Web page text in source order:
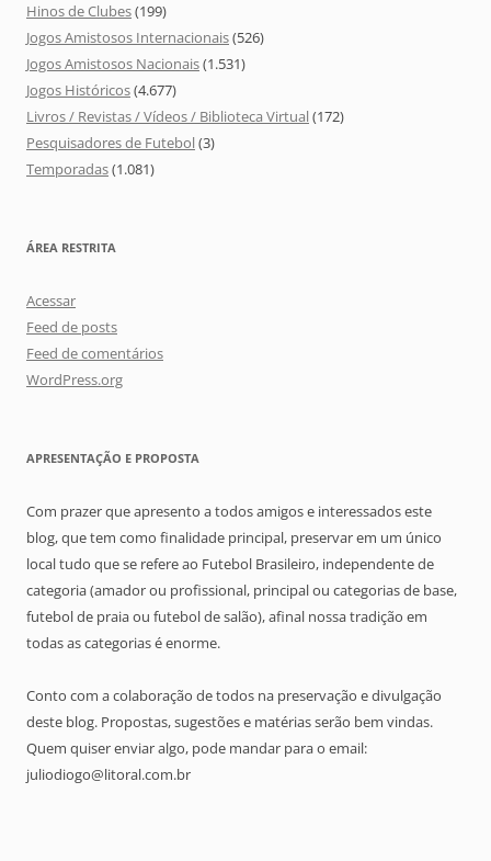
Hinos de Clubes(199)
Jogos Amistosos Internacionais(526)
Jogos Amistosos Nacionais(1.531)
Jogos Históricos(4.677)
Livros / Revistas / Vídeos / Biblioteca Virtual(172)
Pesquisadores de Futebol(3)
Temporadas(1.081)
ÁREA RESTRITA
Acessar
Feed de posts
Feed de comentários
WordPress.org
APRESENTAÇÃO E PROPOSTA
Com prazer que apresento a todos amigos e interessados este
blog, que tem como finalidade principal, preservar em um único
local tudo que se refere ao Futebol Brasileiro, independente de
categoria (amador ou profissional, principal ou categorias de base,
futebol de praia ou futebol de salão), afinal nossa tradição em
todas as categorias é enorme.
Conto com a colaboração de todos na preservação e divulgação
deste blog. Propostas, sugestões e matérias serão bem vindas.
Quem quiser enviar algo, pode mandar para o email:
juliodiogo@litoral.com.br